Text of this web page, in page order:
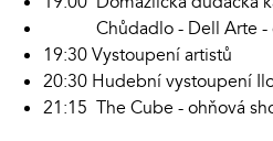
Chůdadlo - Dell Arte -
19:30 Vystoupení artistů
20:30 Hudební vystoupení
21:15 The Cube - ohňová